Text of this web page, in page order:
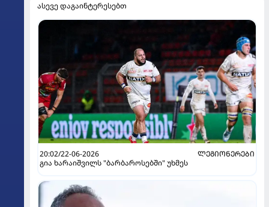
ასევე დაგაინტერესებთ
20:02/22-06-2026
ᲚᲔᲒᲘᲝᲜᲔᲠᲔᲑᲘ
გია ხარაიშვილს "ბარბაროსებში" უხმეს